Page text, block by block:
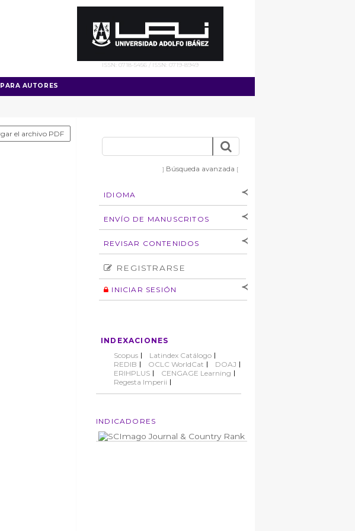
ISSN: 0718-5456 / ISSN: 0719-8949
AUTORES
] Búsqueda avanzada [
IDIOMA
[Español ] [English]
ENVÍO DE MANUSCRITOS
autores
Derechos de autoría
Normas éticas
REVISAR CONTENIDOS
Número
Autor
REGISTRARSE
INICIAR SESIÓN
INDEXACIONES
Scopus
Latindex Catálogo
REDIB
OCLC WorldCat
DOAJ
ERIHPLUS
CENGAGE Learning
Regesta Imperii
INDICADORES
el archivo PDF